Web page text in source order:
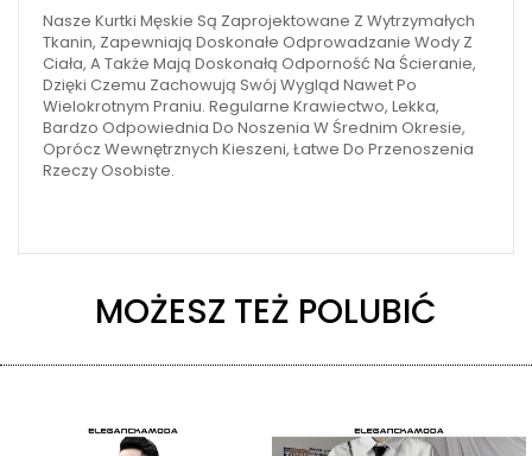
Nasze Kurtki Męskie Są Zaprojektowane Z Wytrzymałych
Tkanin, Zapewniają Doskonałe Odprowadzanie Wody Z
Ciała, A Także Mają Doskonałą Odporność Na Ścieranie,
Dzięki Czemu Zachowują Swój Wygląd Nawet Po
Wielokrotnym Praniu. Regularne Krawiectwo, Lekka,
Bardzo Odpowiednia Do Noszenia W Średnim Okresie,
Oprócz Wewnętrznych Kieszeni, Łatwe Do Przenoszenia
Rzeczy Osobiste.
MOŻESZ TEŻ POLUBIĆ